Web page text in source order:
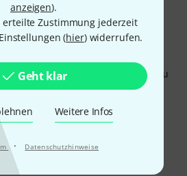
anzeigen).
erteilte Zustimmung jederzeit
(hier) widerrufen.
Geht klar
Weitere Infos
· Datenschutzhinweise
bei geschäftigen Mixen war es zu
um den Gesang richtig
Lieder funktioniert es gut.
ist erstklassig (es ist ein Lauten).
BEWERTUNG MELDEN